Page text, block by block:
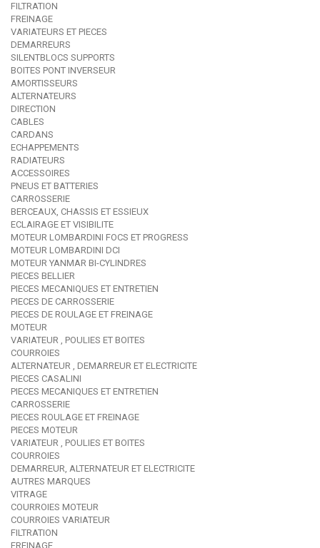
FILTRATION
FREINAGE
VARIATEURS ET PIECES
DEMARREURS
SILENTBLOCS SUPPORTS
BOITES PONT INVERSEUR
AMORTISSEURS
ALTERNATEURS
DIRECTION
CABLES
CARDANS
ECHAPPEMENTS
RADIATEURS
ACCESSOIRES
PNEUS ET BATTERIES
CARROSSERIE
BERCEAUX, CHASSIS ET ESSIEUX
ECLAIRAGE ET VISIBILITE
MOTEUR LOMBARDINI FOCS ET PROGRESS
MOTEUR LOMBARDINI DCI
MOTEUR YANMAR BI-CYLINDRES
PIECES BELLIER
PIECES MECANIQUES ET ENTRETIEN
PIECES DE CARROSSERIE
PIECES DE ROULAGE ET FREINAGE
MOTEUR
VARIATEUR , POULIES ET BOITES
COURROIES
ALTERNATEUR , DEMARREUR ET ELECTRICITE
PIECES CASALINI
PIECES MECANIQUES ET ENTRETIEN
CARROSSERIE
PIECES ROULAGE ET FREINAGE
PIECES MOTEUR
VARIATEUR , POULIES ET BOITES
COURROIES
DEMARREUR, ALTERNATEUR ET ELECTRICITE
AUTRES MARQUES
VITRAGE
COURROIES MOTEUR
COURROIES VARIATEUR
FILTRATION
FREINAGE